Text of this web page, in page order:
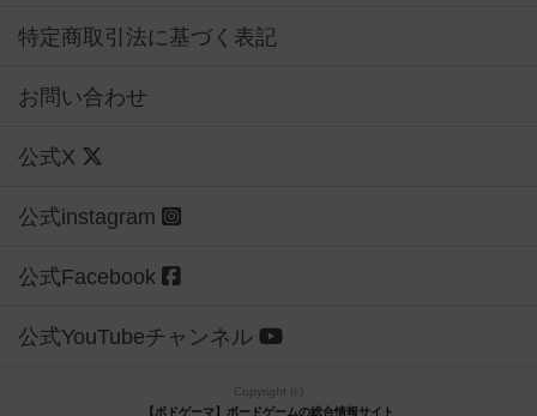
特定商取引法に基づく表記
お問い合わせ
公式X
公式instagram
公式Facebook
公式YouTubeチャンネル
Copyright (c)
【ボドゲーマ】ボードゲームの総合情報サイト